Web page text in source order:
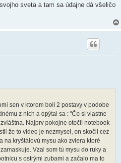
sveta a tam sa údajne dá všeličo
sen v ktorom boli 2 postavy v podobe
z nich a opýtal sa : "Čo si vlastne
Najprv pokojne otočil notebook
že to video je nezmysel, on skočil cez
na kryštálovú mysu ako zviera ktoré
Vzal som tú mysu do ruky a
s ostrými zubami a začalo ma to